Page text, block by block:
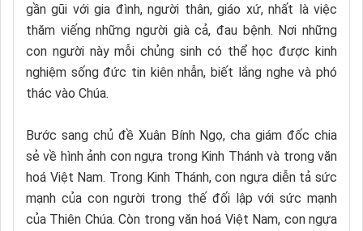
gần gũi với gia đình, người thân, giáo xứ, nhất là việc
thăm viếng những người già cả, đau bệnh. Nơi những
con người này mỗi chủng sinh có thể học được kinh
nghiệm sống đức tin kiên nhẫn, biết lắng nghe và phó
thác vào Chúa.
Bước sang chủ đề Xuân Bính Ngọ, cha giám đốc chia
sẻ về hình ảnh con ngựa trong Kinh Thánh và trong văn
hoá Việt Nam. Trong Kinh Thánh, con ngựa diễn tả sức
mạnh của con người trong thế đối lập với sức mạnh
của Thiên Chúa. Còn trong văn hoá Việt Nam, con ngựa